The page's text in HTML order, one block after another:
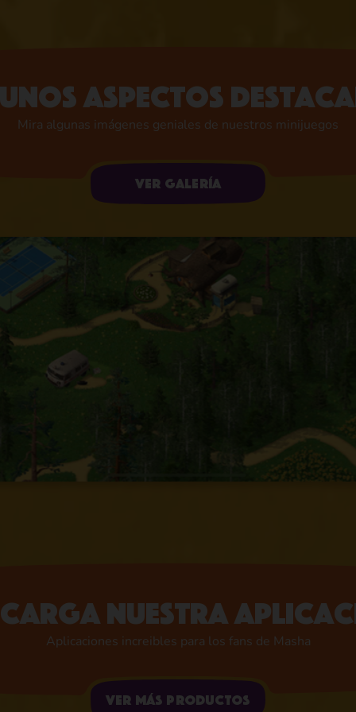
aspectos
Mira algunas imágenes geniales de nuestros minijuegos
Ver galería
nuestra
Aplicaciones increibles para los fans de Masha
Ver más productos